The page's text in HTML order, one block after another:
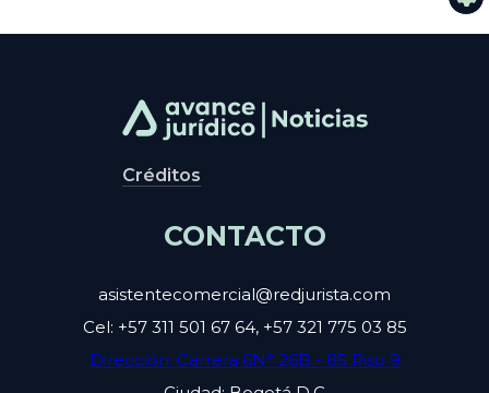
Créditos
CONTACTO
asistentecomercial@redjurista.com
Cel: +57 311 501 67 64, +57 321 775 03 85
Dirección: Carrera 6N° 26B - 85 Piso 9